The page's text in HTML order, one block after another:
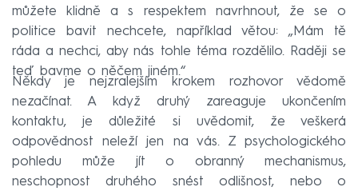
můžete klidně a s respektem navrhnout, že se o
politice bavit nechcete, například větou: „Mám tě
ráda a nechci, aby nás tohle téma rozdělilo. Raději se
teď bavme o něčem jiném.“
Někdy je nejzralejším krokem rozhovor vědomě
nezačínat. A když druhý zareaguje ukončením
kontaktu, je důležité si uvědomit, že veškerá
odpovědnost neleží jen na vás. Z psychologického
pohledu může jít o obranný mechanismus,
neschopnost druhého snést odlišnost, nebo o